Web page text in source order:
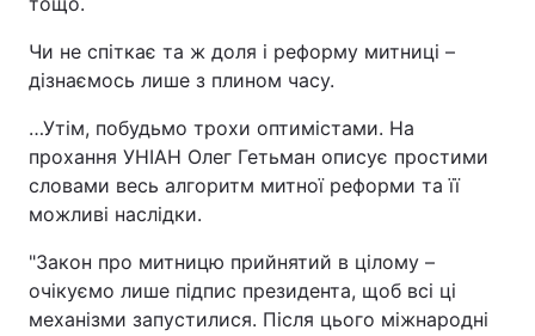
Чи не спіткає та ж доля і реформу митниці –
дізнаємось лише з плином часу.
…Утім, побудьмо трохи оптимістами. На
прохання УНІАН Олег Гетьман описує простими
словами весь алгоритм митної реформи та її
можливі наслідки.
"Закон про митницю прийнятий в цілому –
очікуємо лише підпис президента, щоб всі ці
механізми запустилися. Після цього міжнародні